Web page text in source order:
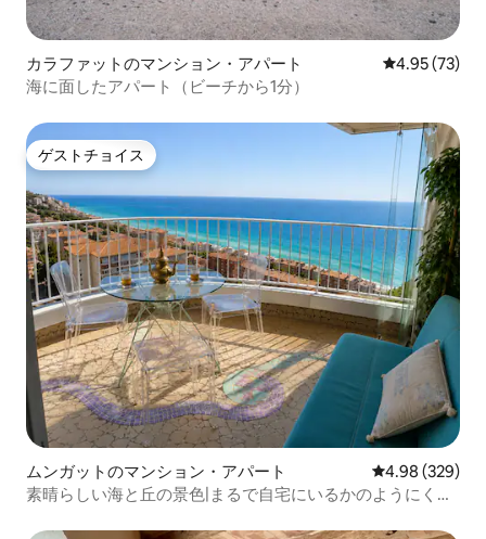
カラファットのマンション・アパート レビュー73
4.95 (73)
海に面したアパート（ビーチから1分）
ゲストチョイス
ゲストチョイス
ムンガットのマンション・アパート レビュー329
4.98 (329)
素晴らしい海と丘の景色|まるで自宅にいるかのようにくつ